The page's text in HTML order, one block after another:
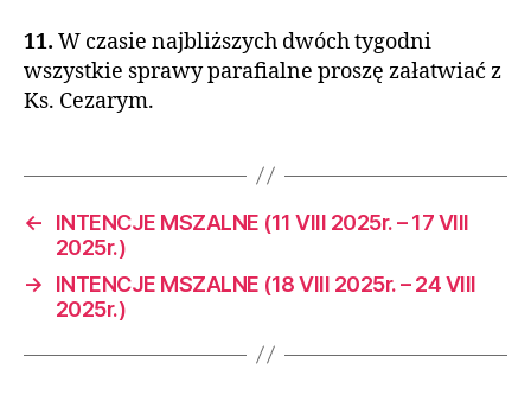
11. W czasie najbliższych dwóch tygodni
wszystkie sprawy parafialne proszę załatwiać z
Ks. Cezarym.
←
INTENCJE MSZALNE (11 VIII 2025r. – 17 VIII
2025r.)
→
INTENCJE MSZALNE (18 VIII 2025r. – 24 VIII
2025r.)